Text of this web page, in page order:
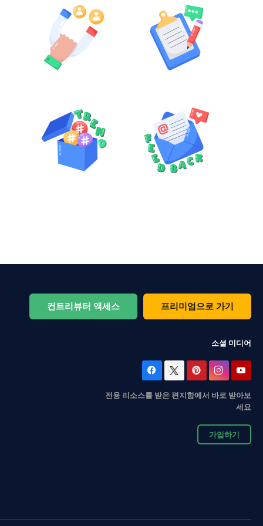
컨트리뷰터 액세스 프리미엄으로 가기
소셜 미디어
전용 리소스를 받은 편지함에서 바로 받아보
세요
가입하기